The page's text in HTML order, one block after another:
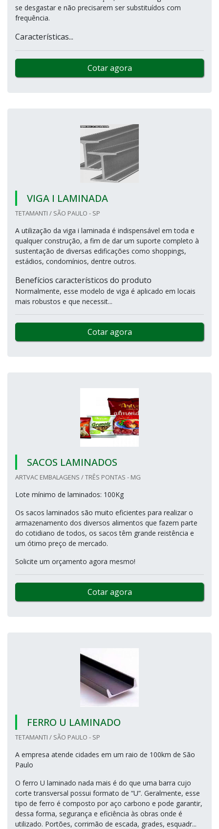
se desgastar e não precisarem ser substituídos com
frequência.
Características...
Cotar agora
VIGA I LAMINADA
TETAMANTI / SÃO PAULO - SP
A utilização da viga i laminada é indispensável em toda e
qualquer construção, a fim de dar um suporte completo à
sustentação de diversas edificações como shoppings,
estádios, condomínios, dentre outros.
Benefícios característicos do produto
Normalmente, esse modelo de viga é aplicado em locais
mais robustos e que necessit...
Cotar agora
SACOS LAMINADOS
ARTVAC EMBALAGENS / TRÊS PONTAS - MG
Lote mínimo de laminados: 100Kg
Os sacos laminados são muito eficientes para realizar o
armazenamento dos diversos alimentos que fazem parte
do cotidiano de todos, os sacos têm grande reistência e
um ótimo preço de mercado.
Solicite um orçamento agora mesmo!
Cotar agora
FERRO U LAMINADO
TETAMANTI / SÃO PAULO - SP
A empresa atende cidades em um raio de 100km de São
Paulo
O ferro U laminado nada mais é do que uma barra cujo
corte transversal possui formato de “U”. Geralmente, esse
tipo de ferro é composto por aço carbono e pode garantir,
dessa forma, segurança e eficiência às obras onde é
utilizado. Portões, corrimão de escada, grades, esquadr...